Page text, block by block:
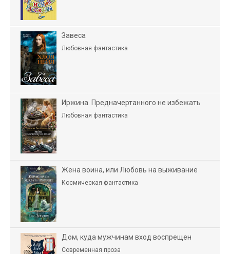
Завеса
Любовная фантастика
Иржина. Предначертанного не избежать
Любовная фантастика
Жена воина, или Любовь на выживание
Космическая фантастика
Дом, куда мужчинам вход воспрещен
Современная проза